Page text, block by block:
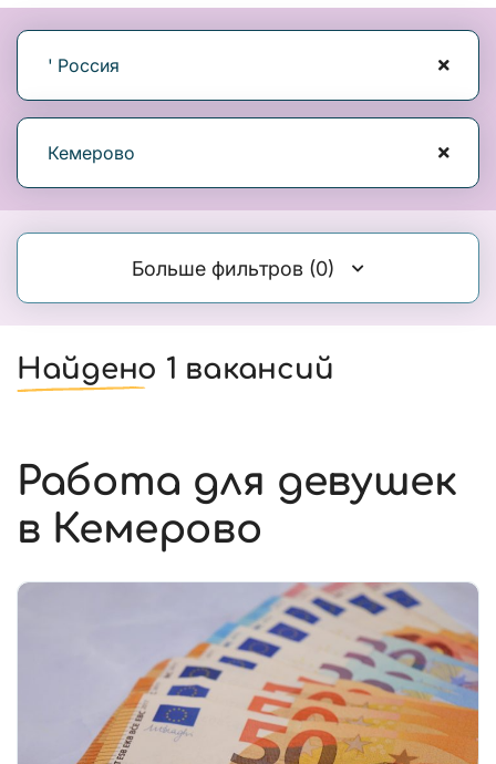
' Россия
Кемерово
Больше фильтров (0)
Найдено 1 вакансий
Работа для девушек
в Кемерово